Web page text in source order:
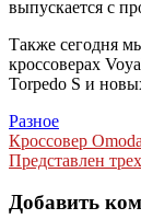
выпускается с
Также сегодня
кроссоверах
Torpedo S и
Разное
Навигация
по
записям
Кроссовер
Представлен
Добавить